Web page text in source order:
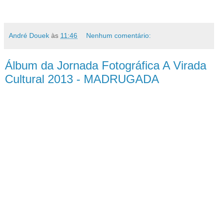
André Douek às 11:46 Nenhum comentário:
Álbum da Jornada Fotográfica A Virada
Cultural 2013 - MADRUGADA